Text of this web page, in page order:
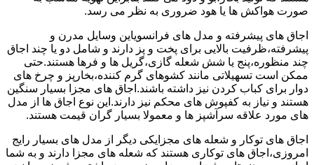
صورت هواکش ها یا هود ضروری به نظر می رسد.
اجاق های پیشرفته و مدل های فرانسویاین وسایل مدرن و
پیشرفته،ظرفیت بالایی برای پخت و پز دارند و شامل دو یا چند اجاق
چند منظوره،پنج یا شش شعله گازی،گریل ها و فرها هستند.حتی
ممکن است تسهیلاتی مانند کشوهای گرم کننده،بخارپز و چرخ های
دوار برای کباب کردن نیز داشته باشند.اجاق های مجزا بسیار سنگین
هستند و نیاز به کفپوش های محکم نیز دارند.این نوع اجاق ها از مدل
های مورد علاقه سرآشپز ها و معمولا بسیار گران قیمت هستند.
اجاق های توکار و شعله های مجزایکی دیگر از مدل های بسیار رایج
امروزی،اجاق های توکاری هستند که شعله های مجزا دارند و به شما